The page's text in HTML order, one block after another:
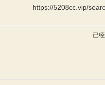
https://5208cc.vip/
已